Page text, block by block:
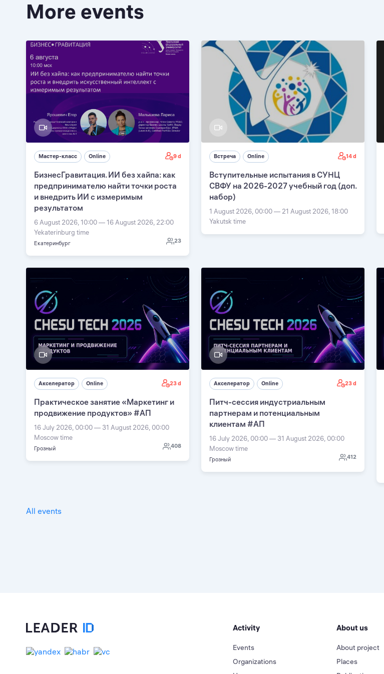
More events
Мастер-класс Online 9 d
БизнесГравитация. ИИ без хайпа: как
предпринимателю найти точки роста
и внедрить ИИ с измеримым
результатом
6 August 2026, 10:00 — 16 August 2026, 22:00
Yekaterinburg time
Екатеринбург 23
Встреча Online 14 d
Вступительные испытания в СУНЦ
СВФУ на 2026-2027 учебный год (доп.
набор)
1 August 2026, 00:00 — 21 August 2026, 18:00
Yakutsk time
Акселератор Online 23 d
Практическое занятие «Маркетинг и
продвижение продуктов» #АП
16 July 2026, 00:00 — 31 August 2026, 00:00
Moscow time
Грозный 408
Акселератор Online 23 d
Питч-сессия индустриальным
партнерам и потенциальным
клиентам #АП
16 July 2026, 00:00 — 31 August 2026, 00:00
Moscow time
Грозный 412
All events
Activity
Events
Organizations
About us
About project
Places